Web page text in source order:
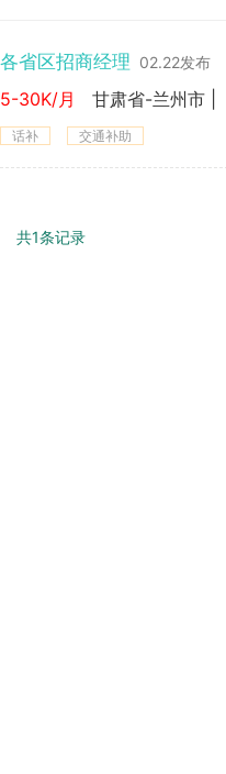
各省区招商经理 02.22发布
5-30K/月 甘肃省-兰州市
话补 交通补助
共1条记录